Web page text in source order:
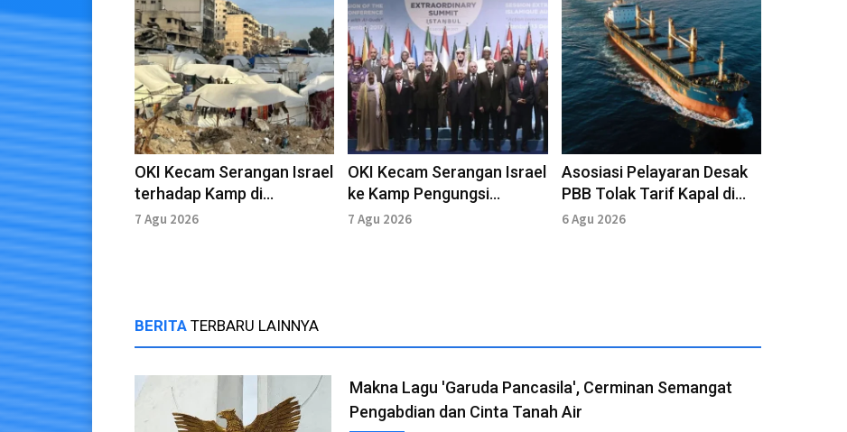
OKI Kecam Serangan Israel
terhadap Kamp di
Yerusalem
7 Agu 2026
OKI Kecam Serangan Israel
ke Kamp Pengungsi
Qalandiya Yerusalem
7 Agu 2026
Asosiasi Pelayaran Desak
PBB Tolak Tarif Kapal di
Selat Hormuz
6 Agu 2026
BERITA TERBARU LAINNYA
Makna Lagu 'Garuda Pancasila', Cerminan Semangat
Pengabdian dan Cinta Tanah Air